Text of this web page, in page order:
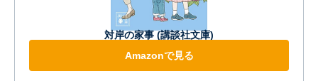
対岸の家事 (講談社文庫)
Amazonで見る